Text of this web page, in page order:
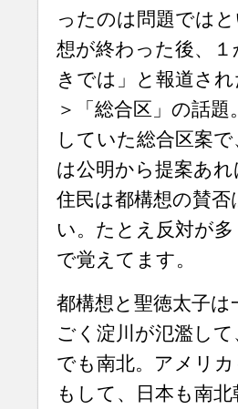
ったのは問題では
想が終わった後、
きでは」と報道され
＞「総合区」の話
していた総合区案
は公明から提案あ
住民は都構想の賛
い。たとえ反対が
で覚えてます。
都構想と聖徳太子
ごく淀川が氾濫し
でも南北。アメリ
もして、日本も南